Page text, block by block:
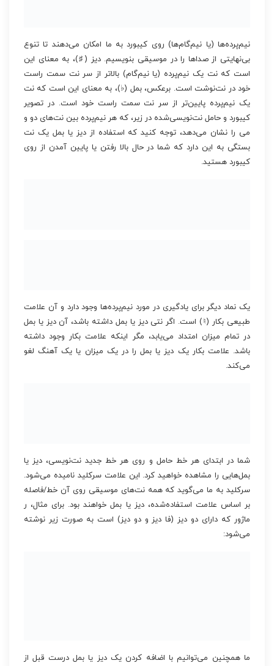
نیم‌پرده‌ها (یا نیم‌گام‌ها) روی کیبورد به ما امکان می‌دهند تا تنوع
بی‌نهایتی از صداها را در موسیقی بنویسیم. دیز (♯)، به معنای این
است که نت یک نیم‌پرده (یا نیم‌گام) بالاتر از سر نت سمت راست
خود در نت‌نوشت است. برعکس، بمل (♭)، به معنای این است که نت
یک نیم‌پرده پایین‌تر از سر نت سمت راست خود است. در تصویر
کیبورد و حامل نت‌نویسی‌شده در زیر، که هر نیم‌پرده بین نت‌های دو و
می را نشان می‌دهد، توجه کنید که استفاده از دیز یا بمل یک نت
بستگی به این دارد که شما در حال بالا رفتن یا پایین آمدن از روی
کیبورد هستید.
یک نماد دیگر برای یادگیری در مورد نیم‌پرده‌ها وجود دارد و آن علامت
طبیعی بکار (♮) است. اگر نتی دیز یا بمل داشته باشد، آن دیز یا بمل
در تمام میزان امتداد می‌یابد، مگر اینکه علامت بکار وجود داشته
باشد. علامت بکار یک دیز یا بمل را در یک میزان یا یک آهنگ لغو
می‌کند.
شما در ابتدای هر خط حامل و روی هر خط جدید نت‌نویسی، دیز یا
بمل‌هایی را مشاهده خواهید کرد. این علامت سرکلید نامیده می‌شود.
سرکلید به ما می‌گوید که همه نت‌های موسیقی روی آن خط/فاصله
بر اساس علامت استفاده‌شده، دیز یا بمل خواهند بود. برای مثال، ر
ماژور که دارای دو دیز (فا دیز و دو دیز) است به صورت زیر نوشته
می‌شود:
ما همچنین می‌توانیم با اضافه کردن یک دیز یا بمل درست قبل از